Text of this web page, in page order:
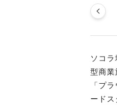
ソコ
型商
「プ
ード